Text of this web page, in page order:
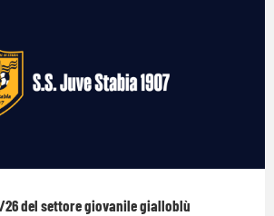
26 del settore giovanile gialloblù